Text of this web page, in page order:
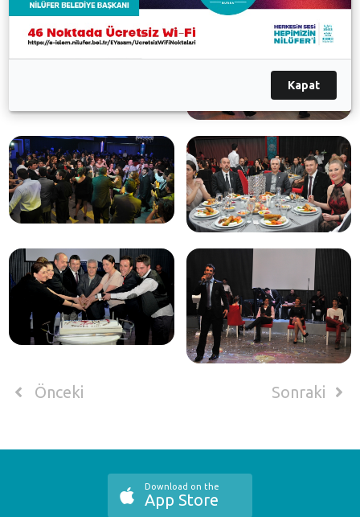
Önceki Sonraki
Download on the
App Store
Kapat